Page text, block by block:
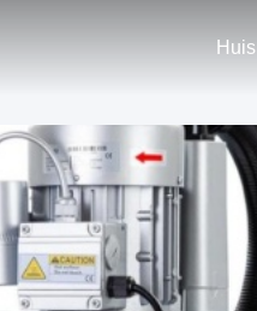
Huis